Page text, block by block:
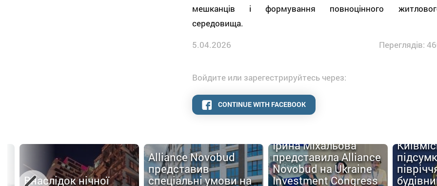
мешканців і формування повноцінного
середовища.
5.04.2026
Переглядів:
Войдите или зарегестрируйтесь через:
CONTINUE WITH FACEBOOK
Внаслідок нічної
Alliance Novobud
представив
спеціальні умови на
Ірина Міхальова
представила Alliance
Novobud на Ukraine
Investment Congress